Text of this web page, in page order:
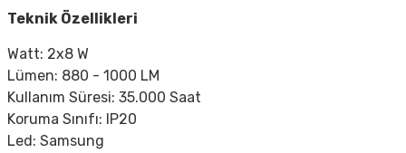
Teknik Özellikleri
Watt: 2x8 W
Lümen: 880 - 1000 LM
Kullanım Süresi: 35.000 Saat
Koruma Sınıfı: IP20
Led: Samsung